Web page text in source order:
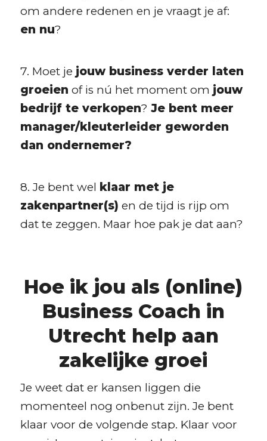
om andere redenen en je vraagt je af:
en nu?
7. Moet je jouw business verder laten
groeien of is nú het moment om jouw
bedrijf te verkopen? Je bent meer
manager/kleuterleider geworden
dan ondernemer?
8. Je bent wel klaar met je
zakenpartner(s) en de tijd is rijp om
dat te zeggen. Maar hoe pak je dat aan?
Hoe ik jou als (online)
Business Coach in
Utrecht help aan
zakelijke groei
Je weet dat er kansen liggen die
momenteel nog onbenut zijn. Je bent
klaar voor de volgende stap. Klaar voor